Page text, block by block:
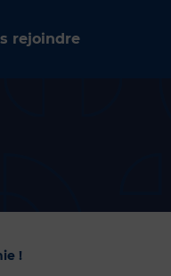
rejoindre
!